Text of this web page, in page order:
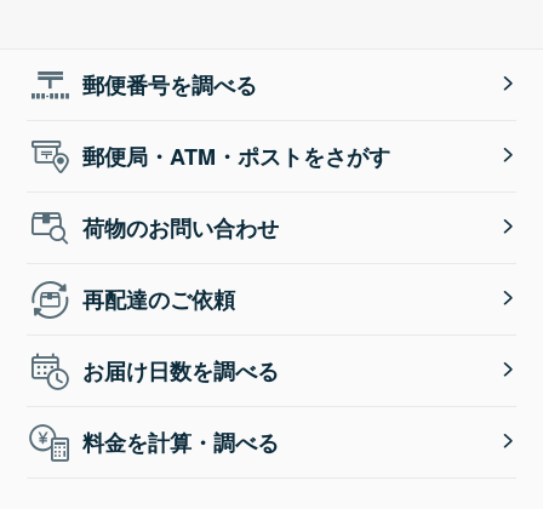
郵便番号を調べる
郵便局・ATM・ポストをさがす
荷物のお問い合わせ
再配達のご依頼
お届け日数を調べる
料金を計算・調べる